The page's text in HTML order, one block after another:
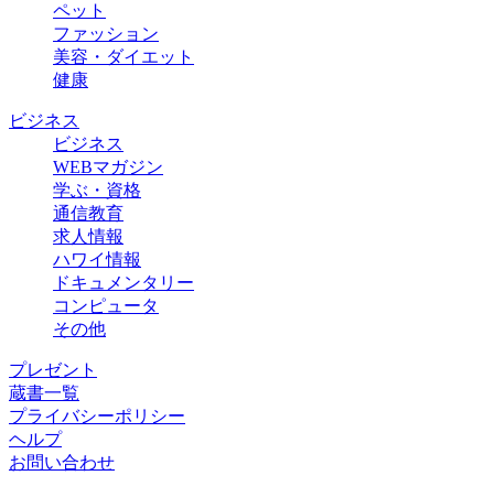
ペット
ファッション
美容・ダイエット
健康
ビジネス
ビジネス
WEBマガジン
学ぶ・資格
通信教育
求人情報
ハワイ情報
ドキュメンタリー
コンピュータ
その他
プレゼント
蔵書一覧
プライバシーポリシー
ヘルプ
お問い合わせ